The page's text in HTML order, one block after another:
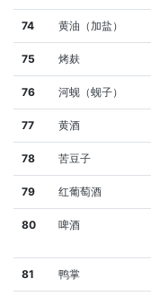
74 黄油（加盐）
75 烤麸
76 河蚬（蚬子）
77 黄酒
78 苦豆子
79 红葡萄酒
80 啤酒
81 鸭掌